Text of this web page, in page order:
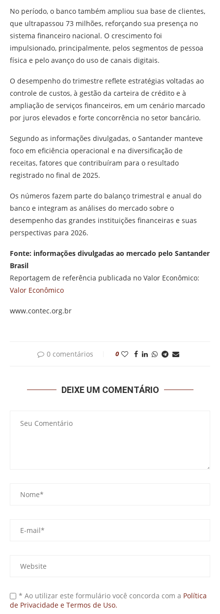
No período, o banco também ampliou sua base de clientes,
que ultrapassou 73 milhões, reforçando sua presença no
sistema financeiro nacional. O crescimento foi
impulsionado, principalmente, pelos segmentos de pessoa
física e pelo avanço do uso de canais digitais.
O desempenho do trimestre reflete estratégias voltadas ao
controle de custos, à gestão da carteira de crédito e à
ampliação de serviços financeiros, em um cenário marcado
por juros elevados e forte concorrência no setor bancário.
Segundo as informações divulgadas, o Santander manteve
foco em eficiência operacional e na diversificação de
receitas, fatores que contribuíram para o resultado
registrado no final de 2025.
Os números fazem parte do balanço trimestral e anual do
banco e integram as análises do mercado sobre o
desempenho das grandes instituições financeiras e suas
perspectivas para 2026.
Fonte: informações divulgadas ao mercado pelo Santander
Brasil
Reportagem de referência publicada no Valor Econômico:
Valor Econômico
www.contec.org.br
0 comentários 0
DEIXE UM COMENTÁRIO
* Ao utilizar este formulário você concorda com a Política
de Privacidade e Termos de Uso.